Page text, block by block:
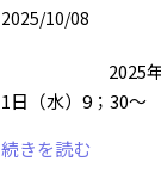
2025/10/08
2025年10
1日（水）9；30
続きを読む